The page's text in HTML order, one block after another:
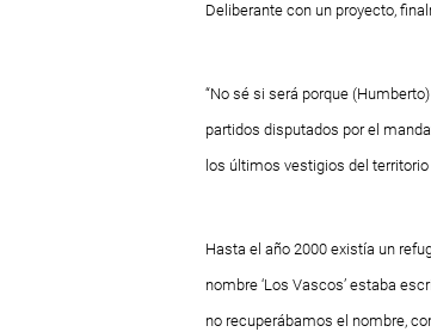
Deliberante con un proyecto,
“No sé si será porque
partidos disputados por el
los últimos vestigios del
Hasta el año 2000 existía un
nombre ‘Los Vascos’ estaba
no recuperábamos el nombre,